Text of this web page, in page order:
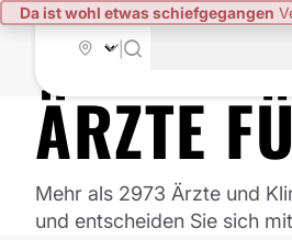
Da ist wohl etwas schiefgegangen
ÄRZTE
Mehr als 2973 Ärzte und
und entscheiden Sie sich